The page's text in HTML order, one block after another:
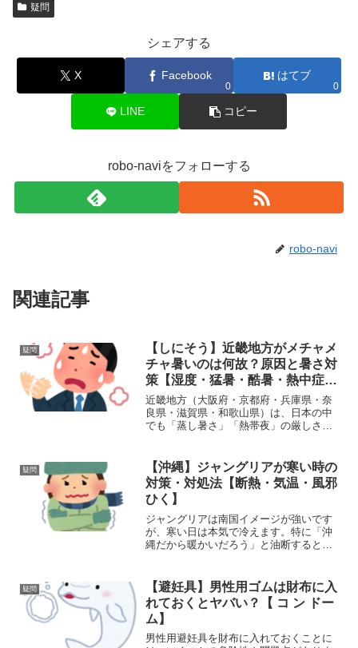
疑問
シェアする
X Facebook
0
はてブ
0
LINE コピー
robo-naviをフォローする
robo-navi
関連記事
疑問
【しにそう】近畿地方がメチャメ
チャ暑いのは何故？原因と暑さ対
策【湿度・猛暑・酷暑・熱中症・
日差し・温暖化】
近畿地方（大阪府・京都府・兵庫県・奈
良県・滋賀県・和歌山県）は、日本の中
でも「蒸し暑さ」「熱帯夜」の厳しさが
え、湿度と風のなさが加わることで体感
的に非常に苦しいのが特徴...
疑問
【沖縄】ジャングリアが寒い時の
対策・対処法【断熱・気温・風邪
ひく】
ジャングリアは南国イメージが強いです
が、寒い日は本気で冷えます。特に「沖
縄だから暖かいだろう」と油断すると、
地での対処法 → よくある失敗談 を、現
実ベースで詳...
疑問
【避妊具】男性用ゴムは財布に入
れておくとヤバい？【 コ ン ドー
ム】
男性用避妊具を財布に入れておくことに